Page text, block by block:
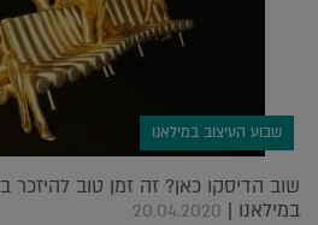
שבוע העיצוב במילאנו
במילאנו | 20.04.2020